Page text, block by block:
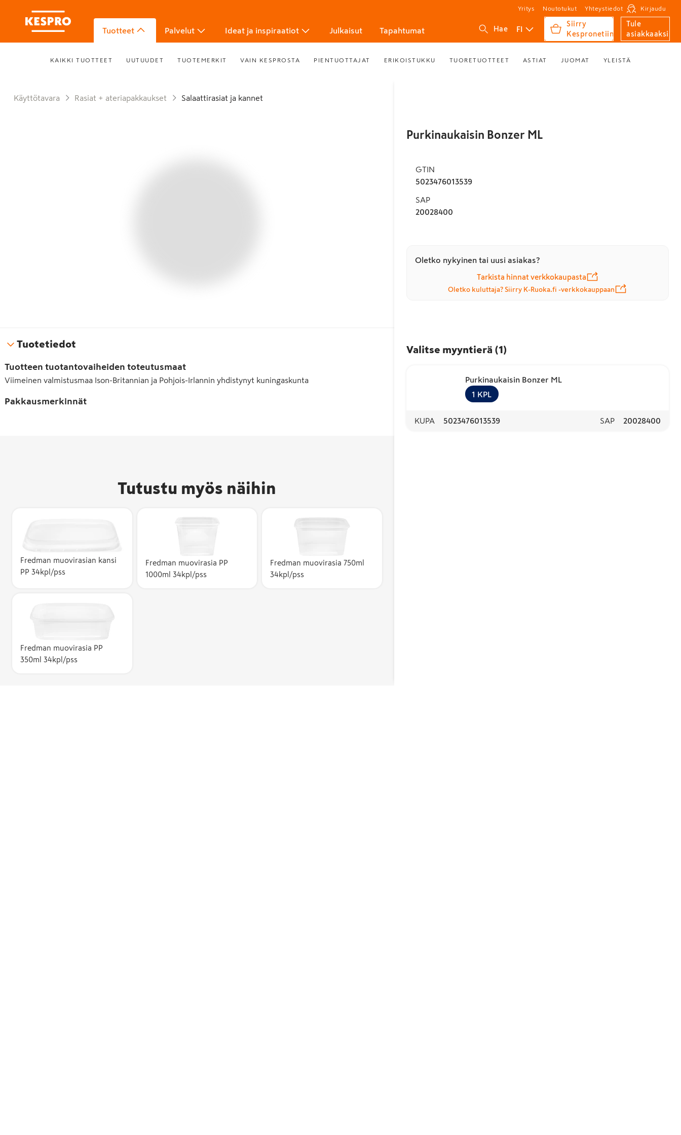
Yritys Noutotukut Yhteystiedot Kirjaudu
Tuotteet Palvelut Ideat ja inspiraatiot Julkaisut Tapahtumat Hae FI
Siirry
Kespronetiin
Tule
asiakkaaksi
KAIKKI TUOTTEET UUTUUDET TUOTEMERKIT VAIN KESPROSTA PIENTUOTTAJAT ERIKOISTUKKU TUORETUOTTEET ASTIAT JUOMAT YLEISTÄ
Käyttötavara Rasiat + ateriapakkaukset Salaattirasiat ja kannet
Tuotetiedot
Tuotteen tuotantovaiheiden toteutusmaat
Viimeinen valmistusmaa Ison-Britannian ja Pohjois-Irlannin yhdistynyt kuningaskunta
Pakkausmerkinnät
Tutustu myös näihin
Fredman muovirasian kansi
PP 34kpl/pss
Fredman muovirasia PP
1000ml 34kpl/pss
Fredman muovirasia 750ml
34kpl/pss
Fredman muovirasia PP
350ml 34kpl/pss
Purkinaukaisin Bonzer ML
GTIN
5023476013539
SAP
20028400
Oletko nykyinen tai uusi asiakas?
Tarkista hinnat verkkokaupasta
Oletko kuluttaja? Siirry K-Ruoka.fi -verkkokauppaan
Valitse myyntierä (1 )
Purkinaukaisin Bonzer ML
1 KPL
KUPA 5023476013539 SAP 20028400